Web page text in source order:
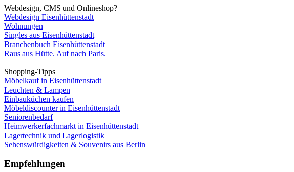
Webdesign, CMS und Onlineshop?
Webdesign Eisenhüttenstadt
Wohnungen
Singles aus Eisenhüttenstadt
Branchenbuch Eisenhüttenstadt
Raus aus Hütte. Auf nach Paris.
Shopping-Tipps
Möbelkauf in Eisenhüttenstadt
Leuchten & Lampen
Einbauküchen kaufen
Möbeldiscounter in Eisenhüttenstadt
Seniorenbedarf
Heimwerkerfachmarkt in Eisenhüttenstadt
Lagertechnik und Lagerlogistik
Sehenswürdigkeiten & Souvenirs aus Berlin
Empfehlungen